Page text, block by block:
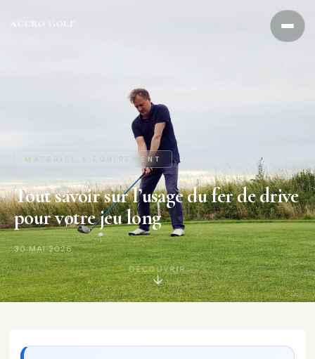
ACCRO GOLF
MATÉRIEL & ÉQUIPEMENT
Tout savoir sur l’usage du fer de drive
pour votre jeu long
30 MAI 2026
DÉCOUVRIR